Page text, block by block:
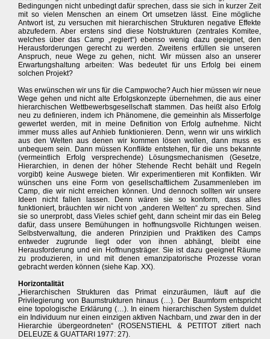
Bedingungen nicht unbedingt dafür sprechen, dass sie sich in kurzer Zeit
mit so vielen Menschen an einem Ort umsetzen lässt. Eine mögliche
Antwort ist, zu versuchen mit hierarchischen Strukturen negative Effekte
abzufedern. Aber erstens sind diese Notstrukturen (zentrales Komitee,
welches über das Camp „regiert“) ebenso wenig dazu geeignet, den
Herausforderungen gerecht zu werden. Zweitens erfüllen sie unseren
Anspruch, neue Wege zu gehen, nicht. Wir müssen also an unserer
Erwartungshaltung arbeiten: Was bedeutet für uns Erfolg bei einem
solchen Projekt?
Was erwünschen wir uns für die Campwoche? Auch hier müssen wir neue
Wege gehen und nicht alte Erfolgskonzepte übernehmen, die aus einer
hierarchischen Wettbewerbsgesellschaft stammen. Das heißt also Erfolg
neu zu definieren, indem ich Phänomene, die gemeinhin als Misserfolge
gewertet werden, mit in meine Definition von Erfolg aufnehme. Nicht
immer muss alles auf Anhieb funktionieren. Denn, wenn wir uns wirklich
aus den Welten aus denen wir kommen lösen wollen, dann muss es
unbequem sein. Dann müssen Konflikte entstehen, für die uns bekannte
(vermeintlich Erfolg versprechende) Lösungsmechanismen (Gesetze,
Hierarchien, in denen der höher Stehende Recht behält und Regeln
vorgibt) keine Auswege bieten. Wir experimentieren mit Konflikten. Wir
wünschen uns eine Form von gesellschaftlichem Zusammenleben im
Camp, die wir nicht erreichen können. Und dennoch sollten wir unsere
Ideen nicht fallen lassen. Denn wären sie so konform, dass alles
funktioniert, bräuchten wir nicht von „anderen Welten“ zu sprechen. Sind
sie so unerprobt, dass Vieles schief geht, dann scheint mir das ein Beleg
dafür, dass unsere Bemühungen in hoffnungsvolle Richtungen weisen.
Selbstverwaltung, die anderen Prinzipien und Praktiken des Camps
entweder zugrunde liegt oder von ihnen abhängt, bleibt eine
Herausforderung und ein Hoffnungsträger. Sie ist dazu geeignet Räume
zu produzieren, in und mit denen emanzipatorische Prozesse voran
gebracht werden können (siehe Kap. XX).
Horizontalität
„Hierarchischen Strukturen das Primat einzuräumen, läuft auf die
Privilegierung von Baumstrukturen hinaus (…). Der Baumform entspricht
eine topologische Erklärung (…). In einem hierarchischen System duldet
ein Individuum nur einen einzigen aktiven Nachbarn, und zwar den in der
Hierarchie übergeordneten“ (ROSENSTIEHL & PETITOT zitiert nach
DELEUZE & GUATTARI 1977: 27).